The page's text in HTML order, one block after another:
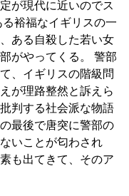
が現代に近いのでス
裕福なイギリスの一
ある自殺した若い女
がやってくる。 警部
、イギリスの階級問
が理路整然と訴えら
判する社会派な物語
最後で唐突に警部の
いことが匂わされ
も出てきて、そのア